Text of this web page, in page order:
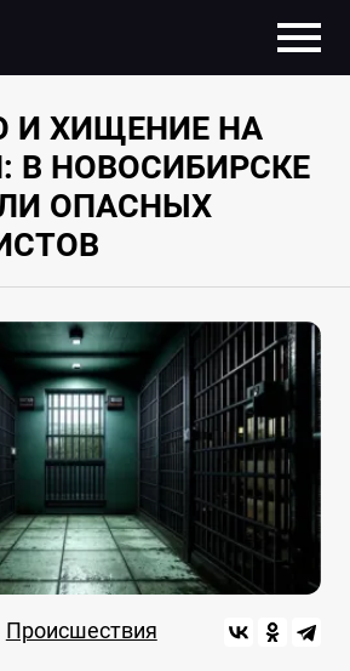
И ХИЩЕНИЕ НА
В НОВОСИБИРСКЕ
ОПАСНЫХ
Происшествия